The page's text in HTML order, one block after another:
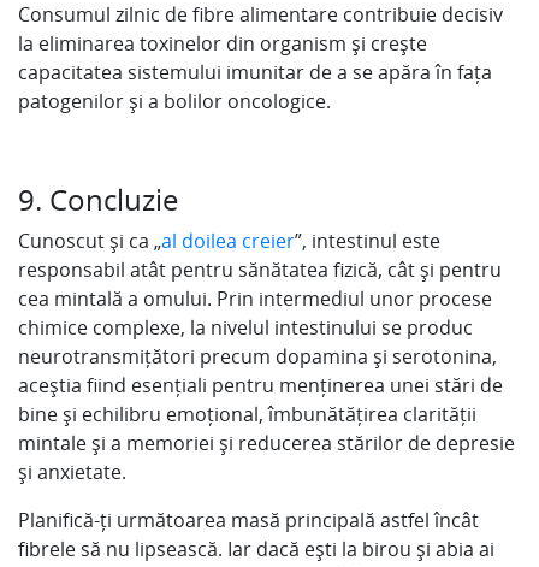
Consumul zilnic de fibre alimentare contribuie decisiv
la eliminarea toxinelor din organism și crește
capacitatea sistemului imunitar de a se apăra în fața
patogenilor și a bolilor oncologice.
9. Concluzie
Cunoscut și ca „al doilea creier”, intestinul este
responsabil atât pentru sănătatea fizică, cât și pentru
cea mintală a omului. Prin intermediul unor procese
chimice complexe, la nivelul intestinului se produc
neurotransmițători precum dopamina și serotonina,
aceștia fiind esențiali pentru menținerea unei stări de
bine și echilibru emoțional, îmbunătățirea clarității
mintale și a memoriei și reducerea stărilor de depresie
și anxietate.
Planifică-ți următoarea masă principală astfel încât
fibrele să nu lipsească. Iar dacă ești la birou și abia ai